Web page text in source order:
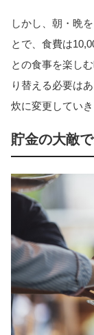
しかし、朝・晩
とで、食費は
との食事を楽し
り替える必要は
炊に変更していき
貯金の大敵